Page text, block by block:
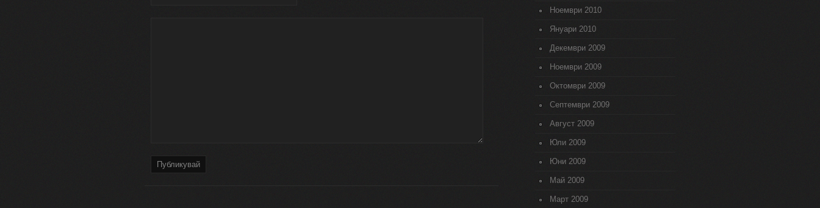
Ноември 2010
Януари 2010
Декември 2009
Ноември 2009
Октомври 2009
Септември 2009
Август 2009
Юли 2009
Юни 2009
Май 2009
Март 2009